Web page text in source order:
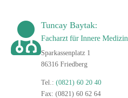
Tuncay Baytak:
Facharzt für Innere Medizin
Sparkassenplatz 1
86316 Friedberg
Tel.:(0821) 60 20 40
Fax: (0821) 60 62 64